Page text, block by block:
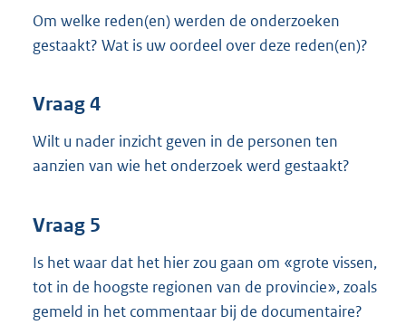
Om welke reden(en) werden de onderzoeken
gestaakt? Wat is uw oordeel over deze reden(en)?
Vraag 4
Wilt u nader inzicht geven in de personen ten
aanzien van wie het onderzoek werd gestaakt?
Vraag 5
Is het waar dat het hier zou gaan om «grote vissen,
tot in de hoogste regionen van de provincie», zoals
gemeld in het commentaar bij de documentaire?